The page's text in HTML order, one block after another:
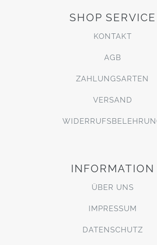
SHOP SERVICE
KONTAKT
AGB
ZAHLUNGSARTEN
VERSAND
INFORMATION
ÜBER UNS
IMPRESSUM
DATENSCHUTZ